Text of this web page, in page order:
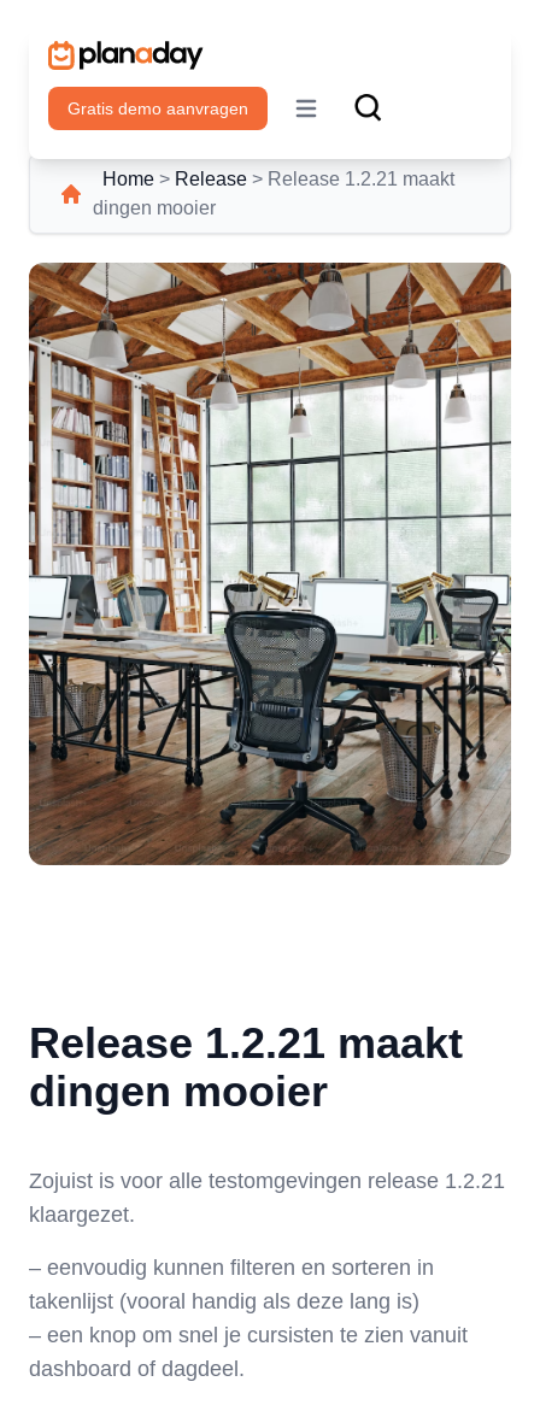
Gratis demo aanvragen
Open main menu
Home > Release > Release 1.2.21 maakt
dingen mooier
Release 1.2.21 maakt
dingen mooier
Zojuist is voor alle testomgevingen release 1.2.21
klaargezet.
– eenvoudig kunnen filteren en sorteren in
takenlijst (vooral handig als deze lang is)
– een knop om snel je cursisten te zien vanuit
dashboard of dagdeel.